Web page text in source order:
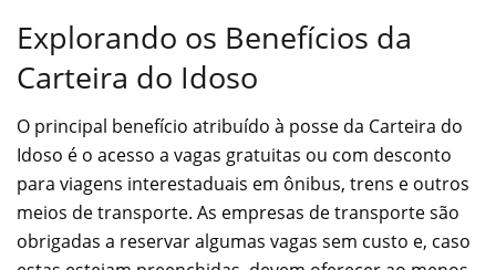
Explorando os Benefícios da
Carteira do Idoso
O principal benefício atribuído à posse da Carteira do
Idoso é o acesso a vagas gratuitas ou com desconto
para viagens interestaduais em ônibus, trens e outros
meios de transporte. As empresas de transporte são
obrigadas a reservar algumas vagas sem custo e, caso